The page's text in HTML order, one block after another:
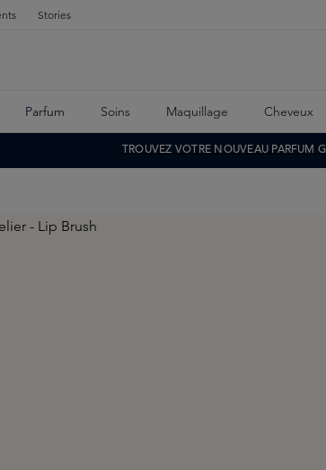
Stories
Parfum Soins Maquillage Cheveux
TROUVEZ VOTRE NOUVEAU PARFUM